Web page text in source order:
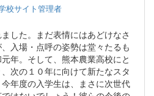
校サイト管理者
した。まだ表情にはあどけなさ
入場・点呼の姿勢は堂々たるも
年。そして、熊本農業高校にと
次の１０年に向けて新たなスタ
年度の入学生は、まさに次世代